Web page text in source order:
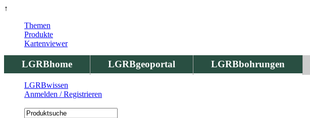
↑
LGRBhome LGRBgeoportal LGRBbohrungen
Themen
Produkte
Kartenviewer
LGRBwissen
Anmelden / Registrieren